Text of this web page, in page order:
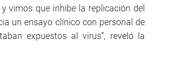
vimos que inhibe la replicación del
un ensayo clínico con personal de
expuestos al virus”, reveló la